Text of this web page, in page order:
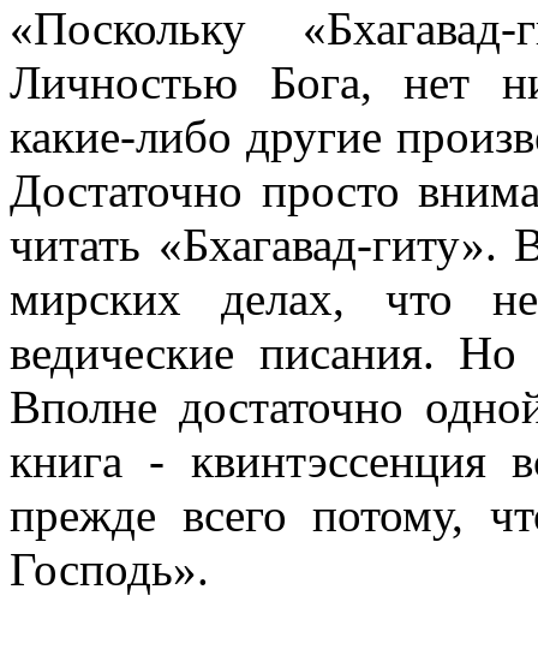
«Поскольку
Личностью Бога, нет
какие-либо другие
Достаточно просто
читать «Бхагавад-
мирских делах, что
ведические писания.
Вполне достаточно
книга - квинтэссенция
прежде всего потому,
Господь».